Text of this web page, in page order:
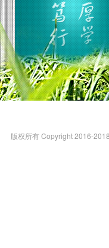
版权所有 Copyright 2016-